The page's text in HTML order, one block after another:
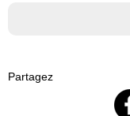
Partagez